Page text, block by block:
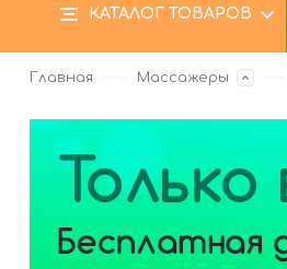
КАТАЛОГ ТОВАРОВ
Главная Массажеры